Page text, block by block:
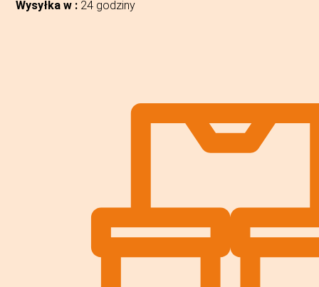
Wysyłka w : 24 godziny